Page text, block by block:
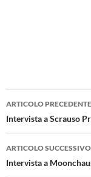
Navigazione
articolo
ARTICOLO PRECEDENTE
Intervista a Scrauso
ARTICOLO SUCCESSIVO
Intervista a